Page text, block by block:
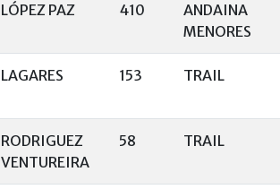
LÓPEZ PAZ 410
ANDAINA
MENORES
LAGARES 153 TRAIL
RODRIGUEZ
VENTUREIRA
58 TRAIL